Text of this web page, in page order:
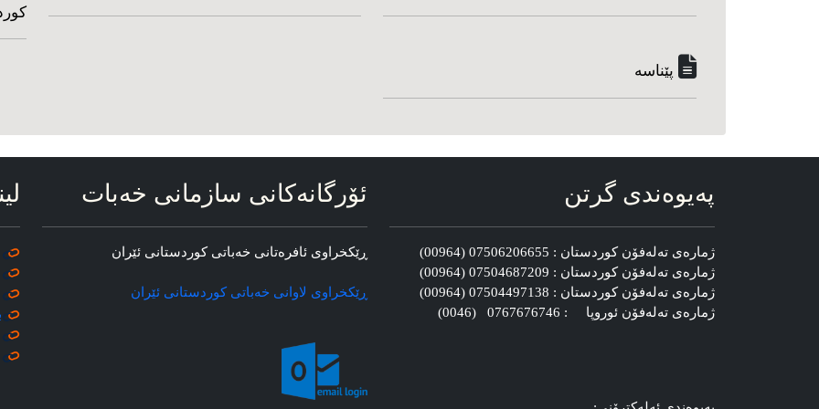
پێناسه‌
په‌یوه‌ندی گرتن
ژماره‌ی ته‌له‌فۆن کوردستان : 07506206655 (00964)
ژماره‌ی ته‌له‌فۆن کوردستان : 07504687209 (00964)
ژماره‌ی ته‌له‌فۆن کوردستان : 07504497138 (00964)
ژماره‌ی ته‌له‌فۆن ئوروپا : 0767676746 (0046)
ئۆرگانه‌کانی سازمانی خه‌بات
ڕێکخراوی ئافره‌تانی خه‌باتی کوردستانی ئێران
ڕێکخراوی لاوانی خه‌باتی کوردستانی ئێران